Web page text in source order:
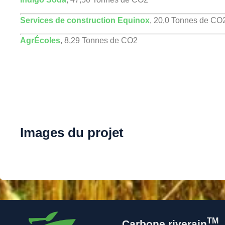
Services de construction Equinox, 20,0 Tonnes de
AgrÉcoles, 8,29 Tonnes de CO2
Images du projet
TM